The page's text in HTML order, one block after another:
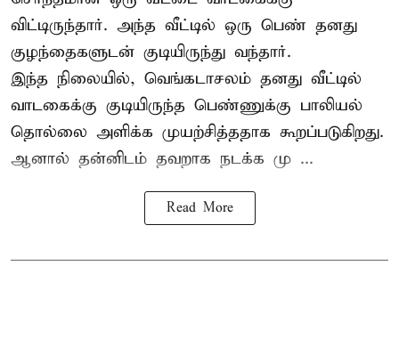
விட்டிருந்தார். அந்த வீட்டில் ஒரு பெண் தனது
குழந்தைகளுடன் குடியிருந்து வந்தார்.
இந்த நிலையில், வெங்கடாசலம் தனது வீட்டில்
வாடகைக்கு குடியிருந்த பெண்ணுக்கு பாலியல்
தொல்லை அளிக்க முயற்சித்ததாக கூறப்படுகிறது.
ஆனால் தன்னிடம் தவறாக நடக்க மு ...
Read More